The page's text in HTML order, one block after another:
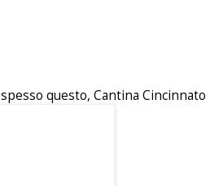
questo, Cantina Cincinnato